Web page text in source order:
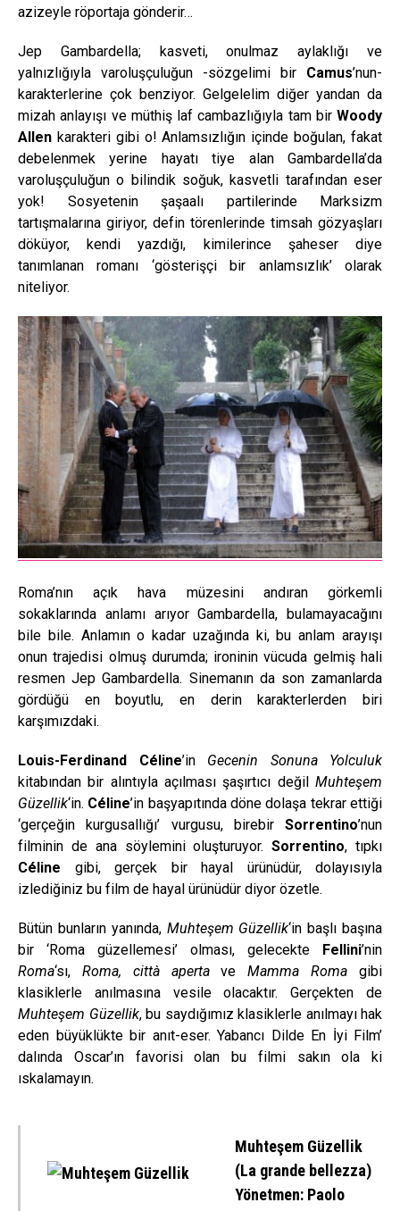
azizeyle röportaja gönderir…
Jep Gambardella; kasveti, onulmaz aylaklığı ve
yalnızlığıyla varoluşçuluğun -sözgelimi bir Camus’nun-
karakterlerine çok benziyor. Gelgelelim diğer yandan da
mizah anlayışı ve müthiş laf cambazlığıyla tam bir Woody
Allen karakteri gibi o! Anlamsızlığın içinde boğulan, fakat
debelenmek yerine hayatı tiye alan Gambardella’da
varoluşçuluğun o bilindik soğuk, kasvetli tarafından eser
yok! Sosyetenin şaşaalı partilerinde Marksizm
tartışmalarına giriyor, defin törenlerinde timsah gözyaşları
döküyor, kendi yazdığı, kimilerince şaheser diye
tanımlanan romanı ‘gösterişçi bir anlamsızlık’ olarak
niteliyor.
Roma’nın açık hava müzesini andıran görkemli
sokaklarında anlamı arıyor Gambardella, bulamayacağını
bile bile. Anlamın o kadar uzağında ki, bu anlam arayışı
onun trajedisi olmuş durumda; ironinin vücuda gelmiş hali
resmen Jep Gambardella. Sinemanın da son zamanlarda
gördüğü en boyutlu, en derin karakterlerden biri
karşımızdaki.
Louis-Ferdinand Céline’in Gecenin Sonuna Yolculuk
kitabından bir alıntıyla açılması şaşırtıcı değil Muhteşem
Güzellik‘in. Céline’in başyapıtında döne dolaşa tekrar ettiği
‘gerçeğin kurgusallığı’ vurgusu, birebir Sorrentino’nun
filminin de ana söylemini oluşturuyor.Sorrentino, tıpkı
Céline gibi, gerçek bir hayal ürünüdür, dolayısıyla
izlediğiniz bu film de hayal ürünüdür diyor özetle.
Bütün bunların yanında, Muhteşem Güzellik‘in başlı başına
bir ‘Roma güzellemesi’ olması, gelecekte Fellini’nin
Roma‘sı, Roma, città apertaveMamma Roma gibi
klasiklerle anılmasına vesile olacaktır. Gerçekten de
Muhteşem Güzellik, bu saydığımız klasiklerle anılmayı hak
eden büyüklükte bir anıt-eser. Yabancı Dilde En İyi Film’
dalında Oscar’ın favorisi olan bu filmi sakın ola ki
ıskalamayın.
Muhteşem Güzellik
(La grande bellezza)
Yönetmen: Paolo